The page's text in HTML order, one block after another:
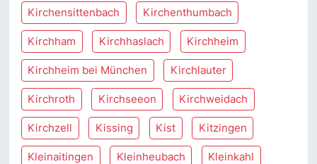
Kirchensittenbach Kirchenthumbach
Kirchham Kirchhaslach Kirchheim
Kirchheim bei München Kirchlauter
Kirchroth Kirchseeon Kirchweidach
Kirchzell Kissing Kist Kitzingen
Kleinaitingen Kleinheubach Kleinkahl